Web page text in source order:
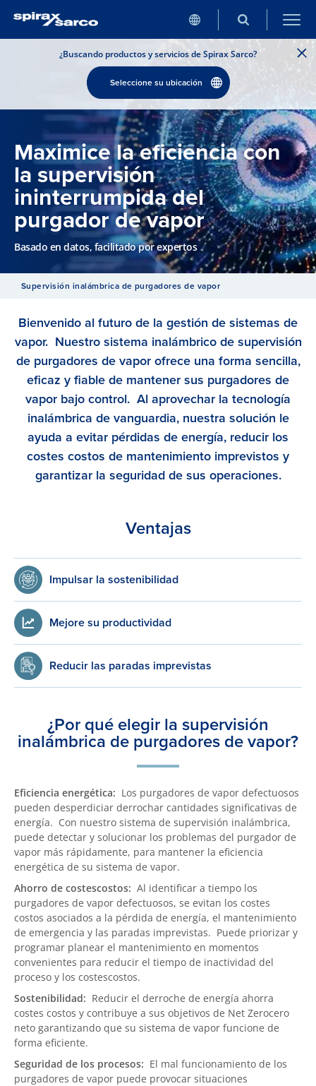
¿Buscando productos y servicios de Spirax Sarco?
Seleccione su ubicación
Maximice la eficiencia con
la supervisión
ininterrumpida del
purgador de vapor
Basado en datos, facilitado por expertos
Supervisión inalámbrica de purgadores de vapor
Bienvenido al futuro de la gestión de sistemas de
vapor. Nuestro sistema inalámbrico de supervisión
de purgadores de vapor ofrece una forma sencilla,
eficaz y fiable de mantener sus purgadores de
vapor bajo control. Al aprovechar la tecnología
inalámbrica de vanguardia, nuestra solución le
ayuda a evitar pérdidas de energía, reducir los
costes costos de mantenimiento imprevistos y
garantizar la seguridad de sus operaciones.
Ventajas
Impulsar la sostenibilidad
Mejore su productividad
Reducir las paradas imprevistas
¿Por qué elegir la supervisión
inalámbrica de purgadores de vapor?
Eficiencia energética: Los purgadores de vapor defectuosos
pueden desperdiciar derrochar cantidades significativas de
energía. Con nuestro sistema de supervisión inalámbrica,
puede detectar y solucionar los problemas del purgador de
vapor más rápidamente, para mantener la eficiencia
energética de su sistema de vapor.
Ahorro de costescostos: Al identificar a tiempo los
purgadores de vapor defectuosos, se evitan los costes
costos asociados a la pérdida de energía, el mantenimiento
de emergencia y las paradas imprevistas. Puede priorizar y
programar planear el mantenimiento en momentos
convenientes para reducir el tiempo de inactividad del
proceso y los costescostos.
Sostenibilidad: Reducir el derroche de energía ahorra
costes costos y contribuye a sus objetivos de Net Zerocero
neto garantizando que su sistema de vapor funcione de
forma eficiente.
Seguridad de los procesos: El mal funcionamiento de los
purgadores de vapor puede provocar situaciones